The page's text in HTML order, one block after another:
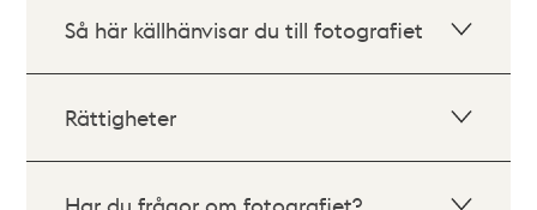
Så här källhänvisar du till fotografiet
Rättigheter